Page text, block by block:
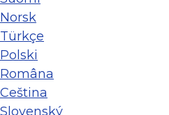
Norsk
Türkçe
Polski
Româna
Ceština
Slovenský